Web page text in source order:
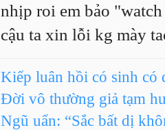
nhịp roi em bảo
cậu ta xin lỗi kg mày
Kiếp luân hồi có sinh có
Đời vô thường giả tạm
Ngũ uẩn: “Sắc bất dị